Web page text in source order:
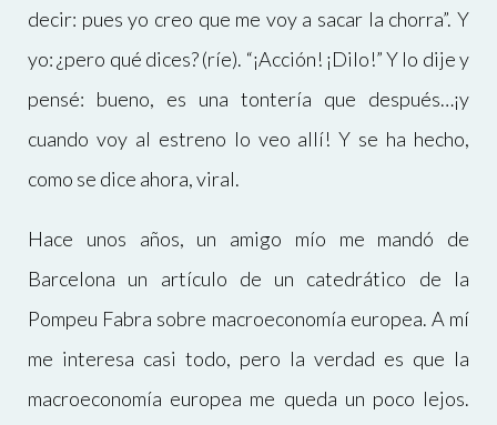
decir: pues yo creo que me voy a sacar la chorra”. Y
yo: ¿pero qué dices? (ríe). “¡Acción! ¡Dilo!” Y lo dije y
pensé: bueno, es una tontería que después…¡y
cuando voy al estreno lo veo allí! Y se ha hecho,
como se dice ahora, viral.
Hace unos años, un amigo mío me mandó de
Barcelona un artículo de un catedrático de la
Pompeu Fabra sobre macroeconomía europea. A mí
me interesa casi todo, pero la verdad es que la
macroeconomía europea me queda un poco lejos.